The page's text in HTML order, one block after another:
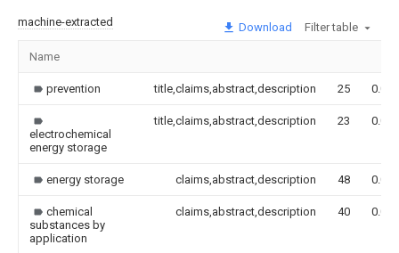
machine-extracted Download Filter table
Name
prevention title,claims,abstract,description 25 0.000
electrochemical
energy storage
title,claims,abstract,description 23 0.000
energy storage claims,abstract,description 48 0.000
chemical
substances by
application
claims,abstract,description 40 0.000